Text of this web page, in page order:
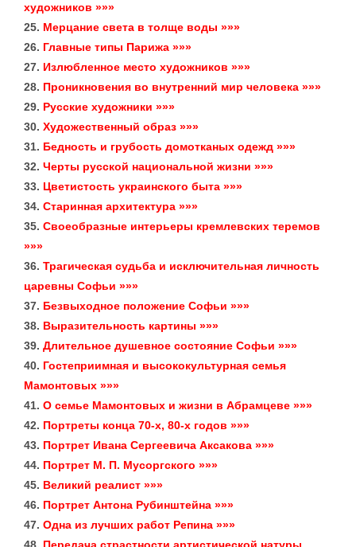
художников »»»
25. Мерцание света в толще воды »»»
26. Главные типы Парижа »»»
27. Излюбленное место художников »»»
28. Проникновения во внутренний мир человека »»»
29. Русские художники »»»
30. Художественный образ »»»
31. Бедность и грубость домотканых одежд »»»
32. Черты русской национальной жизни »»»
33. Цветистость украинского быта »»»
34. Старинная архитектура »»»
35. Своеобразные интерьеры кремлевских теремов
»»»
36. Трагическая судьба и исключительная личность
царевны Софьи »»»
37. Безвыходное положение Софьи »»»
38. Выразительность картины »»»
39. Длительное душевное состояние Софьи »»»
40. Гостеприимная и высококультурная семья
Мамонтовых »»»
41. О семье Мамонтовых и жизни в Абрамцеве »»»
42. Портреты конца 70-х, 80-х годов »»»
43. Портрет Ивана Сергеевича Аксакова »»»
44. Портрет М. П. Мусоргского »»»
45. Великий реалист »»»
46. Портрет Антона Рубинштейна »»»
47. Одна из лучших работ Репина »»»